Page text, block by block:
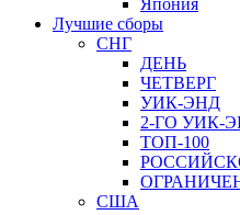
Япония
Лучшие сборы
СНГ
ДЕНЬ
ЧЕТВЕРГ
УИК-ЭНД
2-ГО УИК-
ТОП-100
США